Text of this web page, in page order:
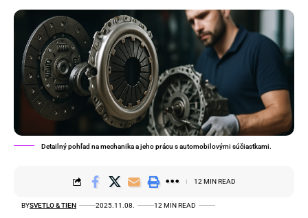
Detailný pohľad na mechanika a jeho prácu s automobilovými súčiastkami.
BYSVETLO & TIEN 2025.11.08. 12 MIN READ
12 MIN READ